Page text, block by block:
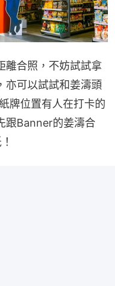
離合照，不妨試試拿
亦可以試試和姜濤頭
牌位置有人在打卡的
跟Banner的姜濤合